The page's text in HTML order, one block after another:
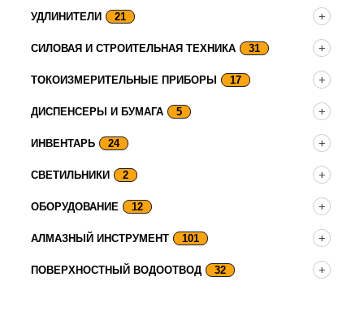
УДЛИНИТЕЛИ 21
СИЛОВАЯ И СТРОИТЕЛЬНАЯ ТЕХНИКА 31
ТОКОИЗМЕРИТЕЛЬНЫЕ ПРИБОРЫ 17
ДИСПЕНСЕРЫ И БУМАГА 5
ИНВЕНТАРЬ 24
СВЕТИЛЬНИКИ 2
ОБОРУДОВАНИЕ 12
АЛМАЗНЫЙ ИНСТРУМЕНТ 101
ПОВЕРХНОСТНЫЙ ВОДООТВОД 32